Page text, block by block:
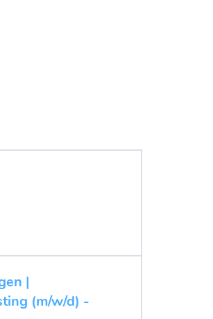
|
(m/w/d) -